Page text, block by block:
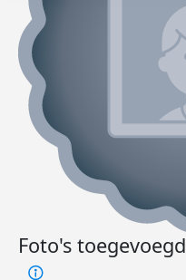
Foto's toegevoegd